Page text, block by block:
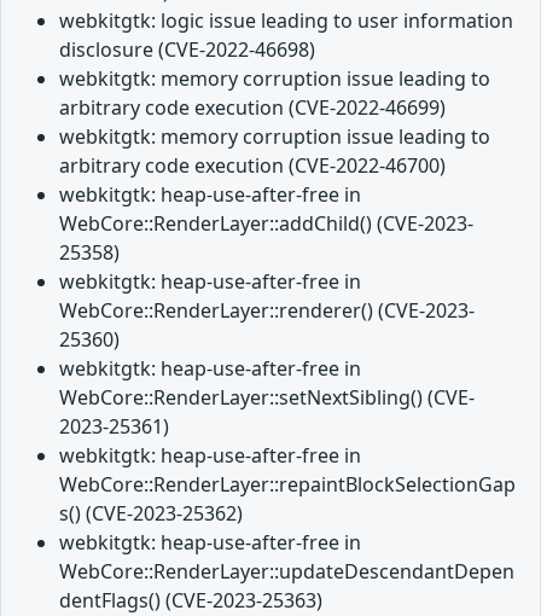
webkitgtk: logic issue leading to user information
disclosure (CVE-2022-46698)
webkitgtk: memory corruption issue leading to
arbitrary code execution (CVE-2022-46699)
webkitgtk: memory corruption issue leading to
arbitrary code execution (CVE-2022-46700)
webkitgtk: heap-use-after-free in
WebCore::RenderLayer::addChild() (CVE-2023-
25358)
webkitgtk: heap-use-after-free in
WebCore::RenderLayer::renderer() (CVE-2023-
25360)
webkitgtk: heap-use-after-free in
WebCore::RenderLayer::setNextSibling() (CVE-
2023-25361)
webkitgtk: heap-use-after-free in
WebCore::RenderLayer::repaintBlockSelectionGap
s() (CVE-2023-25362)
webkitgtk: heap-use-after-free in
WebCore::RenderLayer::updateDescendantDepen
dentFlags() (CVE-2023-25363)